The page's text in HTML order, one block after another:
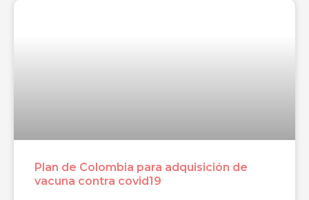
Plan de Colombia para adquisición de
vacuna contra covid19